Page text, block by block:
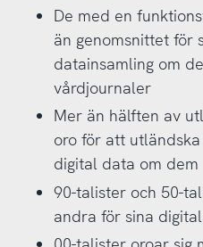
De med en
än genomsnittet för
datainsamling om
vårdjournaler
Mer än hälften av
oro för att
digital data om dem
90-talister och 50-
andra för sina